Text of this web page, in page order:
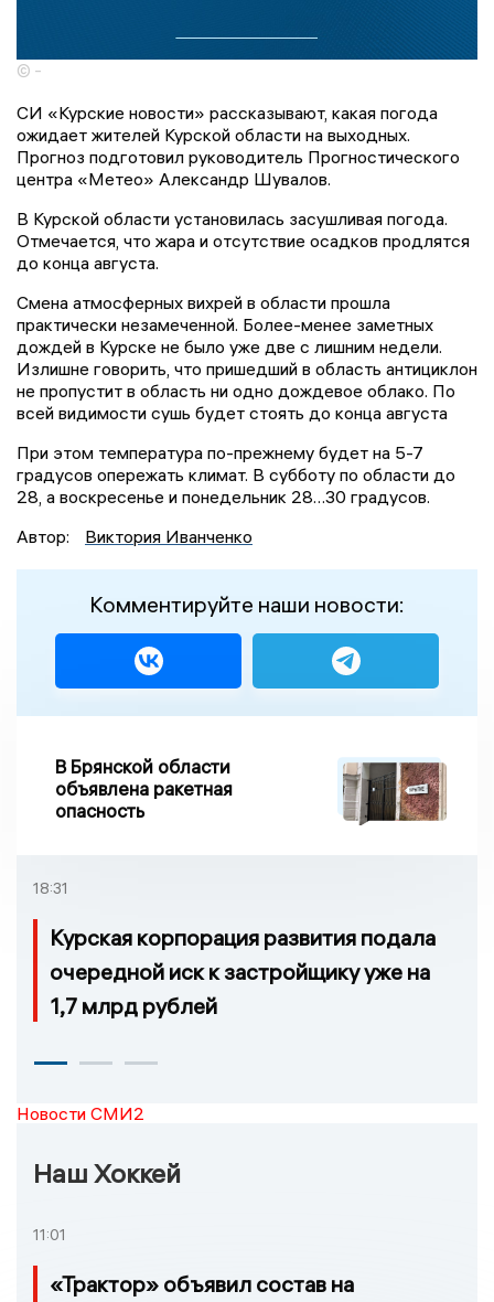
© -
СИ «Курские новости» рассказывают, какая погода
ожидает жителей Курской области на выходных.
Прогноз подготовил руководитель Прогностического
центра «Метео» Александр Шувалов.
В Курской области установилась засушливая погода.
Отмечается, что жара и отсутствие осадков продлятся
до конца августа.
Смена атмосферных вихрей в области прошла
практически незамеченной. Более-менее заметных
дождей в Курске не было уже две с лишним недели.
Излишне говорить, что пришедший в область антициклон
не пропустит в область ни одно дождевое облако. По
всей видимости сушь будет стоять до конца августа
При этом температура по-прежнему будет на 5-7
градусов опережать климат. В субботу по области до
28, а воскресенье и понедельник 28…30 градусов.
Автор:
Виктория Иванченко
Комментируйте наши новости:
В Брянской области
объявлена ракетная
опасность
18:31
Курская корпорация развития подала
очередной иск к застройщику уже на
1,7 млрд рублей
Новости СМИ2
Наш Хоккей
11:01
«Трактор» объявил состав на